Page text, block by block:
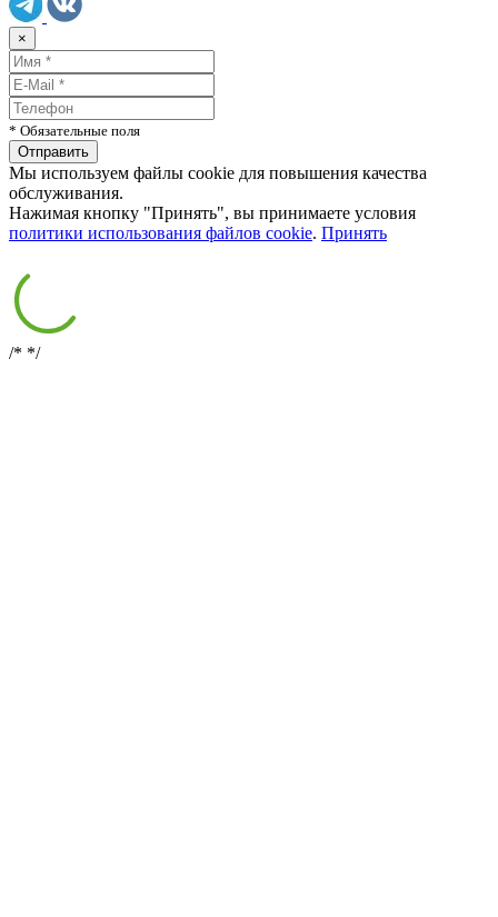
×
* Обязательные поля
Мы используем файлы cookie для повышения качества
обслуживания.
Нажимая кнопку "Принять", вы принимаете условия
политики использования файлов cookie. Принять
/* */